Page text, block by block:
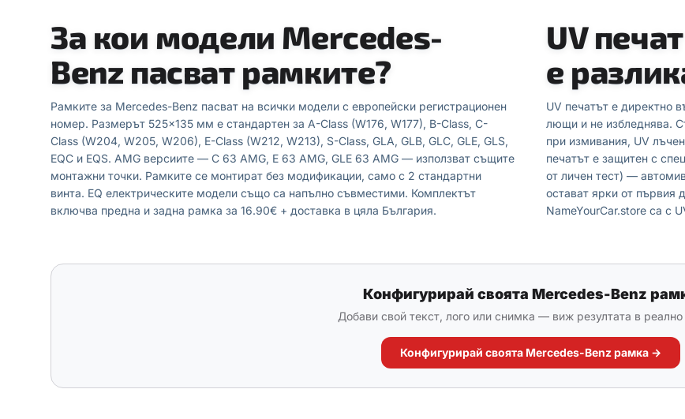
За кои модели Mercedes-
Benz пасват рамките?
Рамките за Mercedes-Benz пасват на всички модели с европейски регистрационен
номер. Размерът 525×135 мм е стандартен за A-Class (W176, W177), B-Class, C-
Class (W204, W205, W206), E-Class (W212, W213), S-Class, GLA, GLB, GLC, GLE, GLS,
EQC и EQS. AMG версиите — C 63 AMG, E 63 AMG, GLE 63 AMG — използват същите
монтажни точки. Рамките се монтират без модификации, само с 2 стандартни
винта. EQ електрическите модели също са напълно съвместими. Комплектът
включва предна и задна рамка за 16.90€ + доставка в цяла България.
UV
е
UV печатът е директно
лющи и не избледнява.
при измивания, UV
печатът е защитен с
от личен тест) —
остават ярки от първия
NameYourCar.store са с
Конфигурирай своята Mercedes-Benz
Добави свой текст, лого или снимка — виж резултата в
Конфигурирай своята Mercedes-Benz рамка →